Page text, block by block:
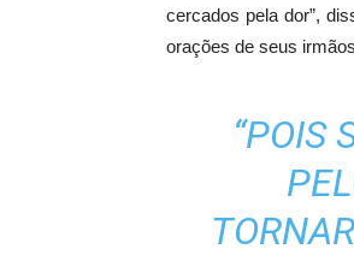
cercados pela dor”,
orações de seus
“POIS